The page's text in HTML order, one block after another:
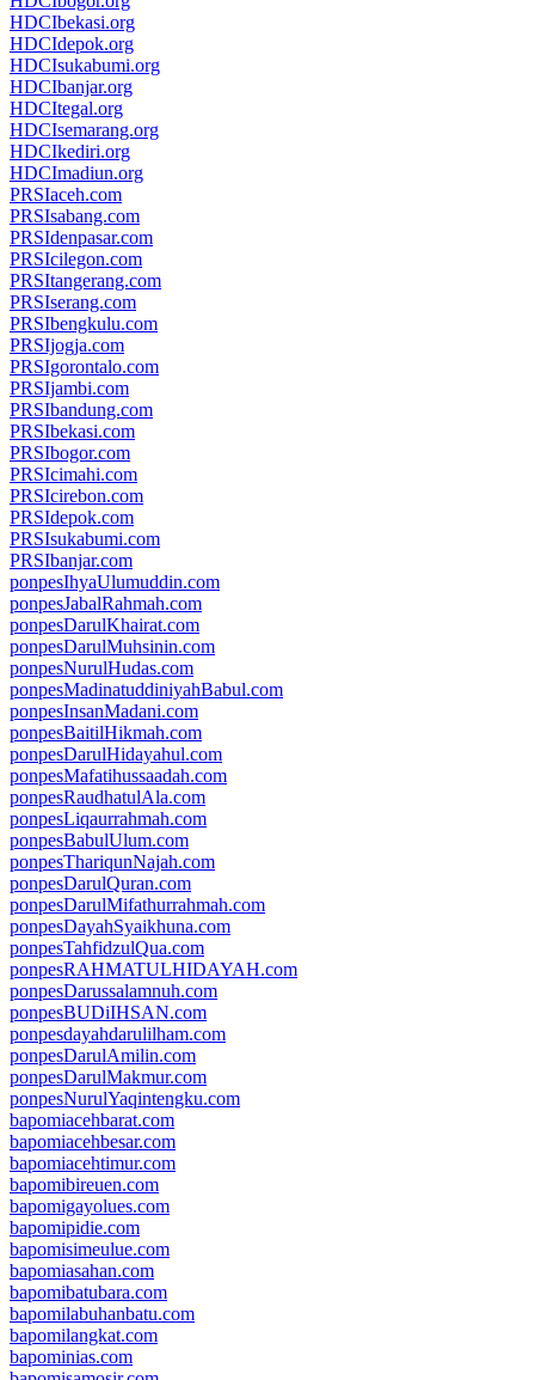
HDCIbekasi.org
HDCIdepok.org
HDCIsukabumi.org
HDCIbanjar.org
HDCItegal.org
HDCIsemarang.org
HDCIkediri.org
HDCImadiun.org
PRSIaceh.com
PRSIsabang.com
PRSIdenpasar.com
PRSIcilegon.com
PRSItangerang.com
PRSIserang.com
PRSIbengkulu.com
PRSIjogja.com
PRSIgorontalo.com
PRSIjambi.com
PRSIbandung.com
PRSIbekasi.com
PRSIbogor.com
PRSIcimahi.com
PRSIcirebon.com
PRSIdepok.com
PRSIsukabumi.com
PRSIbanjar.com
ponpesIhyaUlumuddin.com
ponpesJabalRahmah.com
ponpesDarulKhairat.com
ponpesDarulMuhsinin.com
ponpesNurulHudas.com
ponpesMadinatuddiniyahBabul.com
ponpesInsanMadani.com
ponpesBaitilHikmah.com
ponpesDarulHidayahul.com
ponpesMafatihussaadah.com
ponpesRaudhatulAla.com
ponpesLiqaurrahmah.com
ponpesBabulUlum.com
ponpesThariqunNajah.com
ponpesDarulQuran.com
ponpesDarulMifathurrahmah.com
ponpesDayahSyaikhuna.com
ponpesTahfidzulQua.com
ponpesRAHMATULHIDAYAH.com
ponpesDarussalamnuh.com
ponpesBUDiIHSAN.com
ponpesdayahdarulilham.com
ponpesDarulAmilin.com
ponpesDarulMakmur.com
ponpesNurulYaqintengku.com
bapomiacehbarat.com
bapomiacehbesar.com
bapomiacehtimur.com
bapomibireuen.com
bapomigayolues.com
bapomipidie.com
bapomisimeulue.com
bapomiasahan.com
bapomibatubara.com
bapomilabuhanbatu.com
bapomilangkat.com
bapominias.com